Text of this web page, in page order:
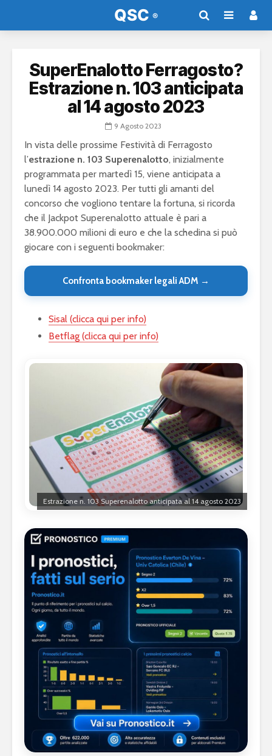
SuperEnalotto Ferragosto?
Estrazione n. 103 anticipata
al 14 agosto 2023
9 Agosto 2023
In vista delle prossime Festività di Ferragosto
l’estrazione n. 103 Superenalotto, inizialmente
programmata per martedì 15, viene anticipata a
lunedì 14 agosto 2023. Per tutti gli amanti del
concorso che vogliono tentare la fortuna, si ricorda
che il Jackpot Superenalotto attuale è pari a
38.900.000 milioni di euro e che la schedina si può
giocare con i seguenti bookmaker:
Confronta bookmaker legali ADM →
Sisal (clicca qui per info)
Betflag (clicca qui per info)
Estrazione n. 103 Superenalotto anticipata al 14 agosto 2023